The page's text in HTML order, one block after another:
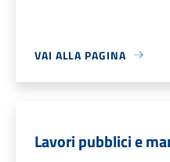
VAI ALLA PAGINA
Lavori pubblici e